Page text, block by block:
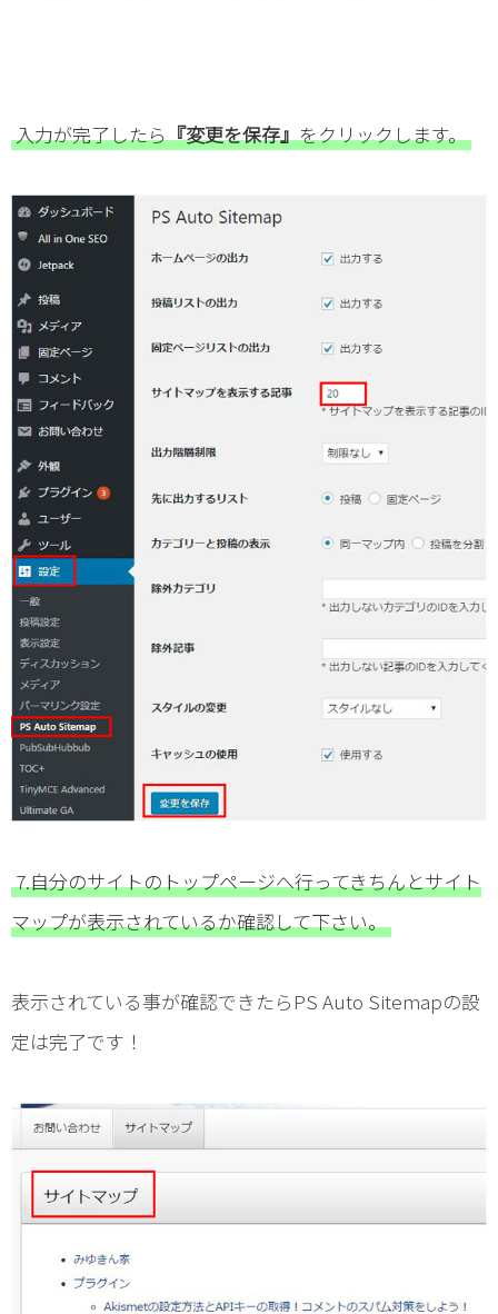
入力が完了したら『変更を保存』をクリックします。
7.自分のサイトのトップページへ行ってきちんとサイト
マップが表示されているか確認して下さい。
表示されている事が確認できたらPS Auto Sitemapの設
定は完了です！